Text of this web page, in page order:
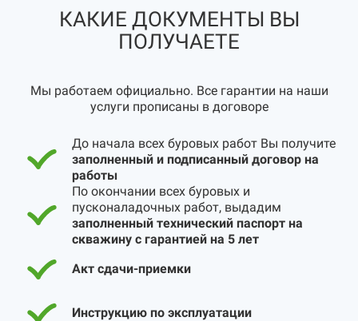
КАКИЕ ДОКУМЕНТЫ ВЫ
ПОЛУЧАЕТЕ
Мы работаем официально. Все гарантии на наши
услуги прописаны в договоре
До начала всех буровых работ Вы получите
заполненный и подписанный договор на
работы
По окончании всех буровых и
пусконаладочных работ, выдадим
заполненный технический паспорт на
скважину с гарантией на 5 лет
Акт сдачи-приемки
Инструкцию по эксплуатации